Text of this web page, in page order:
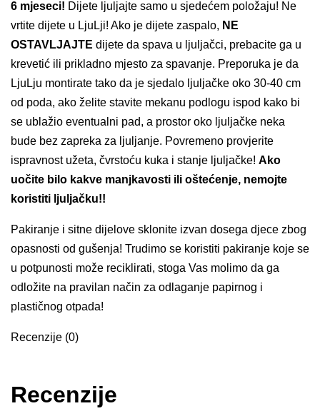
6 mjeseci! Dijete ljuljajte samo u sjedećem položaju! Ne
vrtite dijete u LjuLji! Ako je dijete zaspalo, NE
OSTAVLJAJTE dijete da spava u ljuljačci, prebacite ga u
krevetić ili prikladno mjesto za spavanje. Preporuka je da
LjuLju montirate tako da je sjedalo ljuljačke oko 30-40 cm
od poda, ako želite stavite mekanu podlogu ispod kako bi
se ublažio eventualni pad, a prostor oko ljuljačke neka
bude bez zapreka za ljuljanje. Povremeno provjerite
ispravnost užeta, čvrstoću kuka i stanje ljuljačke! Ako
uočite bilo kakve manjkavosti ili oštećenje, nemojte
koristiti ljuljačku!!
Pakiranje i sitne dijelove sklonite izvan dosega djece zbog
opasnosti od gušenja! Trudimo se koristiti pakiranje koje se
u potpunosti može reciklirati, stoga Vas molimo da ga
odložite na pravilan način za odlaganje papirnog i
plastičnog otpada!
Recenzije (0)
Recenzije